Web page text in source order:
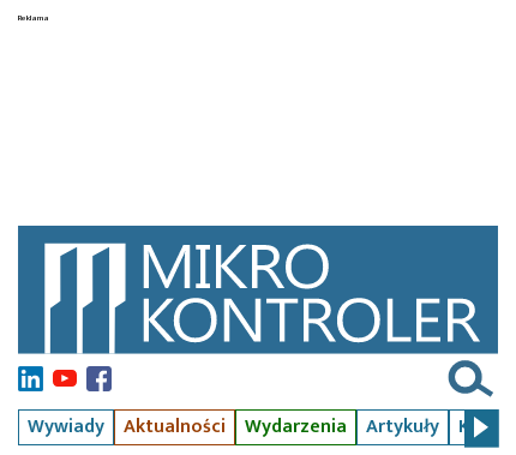
Wywiady Aktualności Wydarzenia Artykuły Kursy